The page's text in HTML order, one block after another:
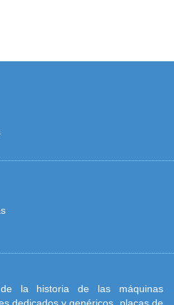
la historia de las máquinas